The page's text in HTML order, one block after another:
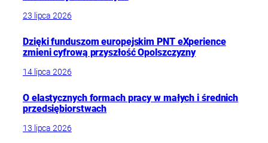
23 lipca 2026
Dzięki funduszom europejskim PNT eXperience
zmieni cyfrową przyszłość Opolszczyzny
14 lipca 2026
O elastycznych formach pracy w małych i średnich
przedsiębiorstwach
13 lipca 2026